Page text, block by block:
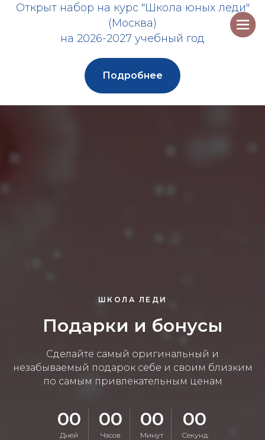
Открыт набор на курс "Школа юных леди"
(Москва)
на 2026-2027 учебный год
Подробнее
ШКОЛА ЛЕДИ
Подарки и бонусы
Сделайте самый оригинальный и
незабываемый подарок себе и своим близким
по самым привлекательным ценам
00
Дней
00
Часов
00
Минут
00
Секунд